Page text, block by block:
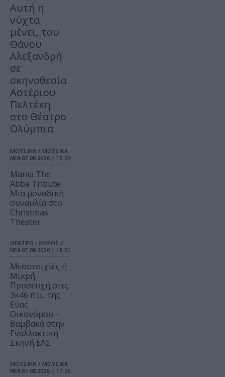
Αυτή η
νύχτα
μένει, του
Θάνου
Αλεξανδρή
σε
σκηνοθεσία
Αστέριου
Πελτέκη
στο Θέατρο
Ολύμπια
ΜΟΥΣΙΚΗ / ΜΟΥΣΙΚΑ
ΝΕΑ 07.08.2026 | 19.04
Mania The
Abba Tribute:
Μια μοναδική
συναυλία στο
Christmas
Theater
ΘΕΑΤΡΟ - ΧΟΡΟΣ /
ΝΕΑ 07.08.2026 | 18.01
Μεσοτοιχίες ή
Μικρή
Προσευχή στις
3κ46 π.μ., της
Εύας
Οικονόμου –
Βαμβακά στην
Εναλλακτική
Σκηνή ΕΛΣ
ΜΟΥΣΙΚΗ / ΜΟΥΣΙΚΑ
ΝΕΑ 07.08.2026 | 17.26